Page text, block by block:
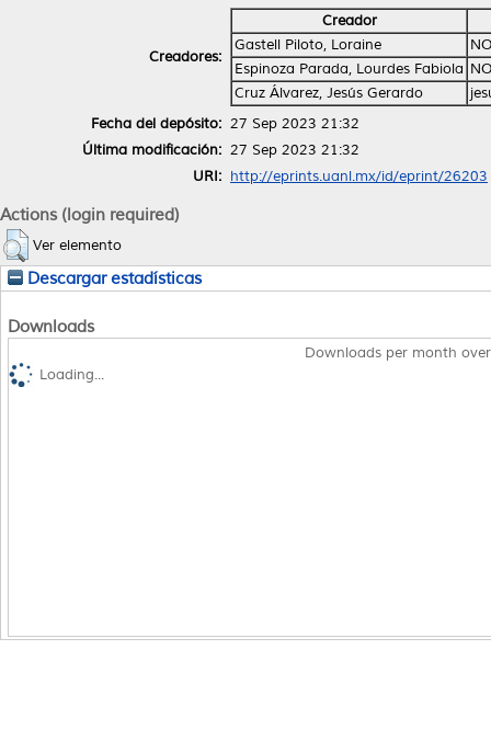
Creadores:
Creador
Gastell Piloto, Loraine
Espinoza Parada, Lourdes Fabiola
Cruz Álvarez, Jesús Gerardo
Fecha del depósito: 27 Sep 2023 21:32
Última modificación: 27 Sep 2023 21:32
URI: http://eprints.uanl.mx/id/eprint/26203
Actions (login required)
Ver elemento
Descargar estadísticas
Downloads
Downloads per month
Loading...